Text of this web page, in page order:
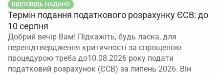
ВІДПОВІДЬ НАДАНО
Термін подання податкового розрахунку ЄСВ: до
10 серпня
Добрий вечір Вам! Підкажіть, будь ласка, для
перепідтвердження критичності за спрощеною
процедурою треба до10.08.2026 року подати
податковий розрахунок (ЄСВ) за липень 2026. Він